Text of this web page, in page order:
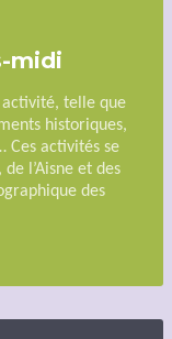
midi
activité, telle que
historiques,
Ces activités se
l’Aisne et des
des